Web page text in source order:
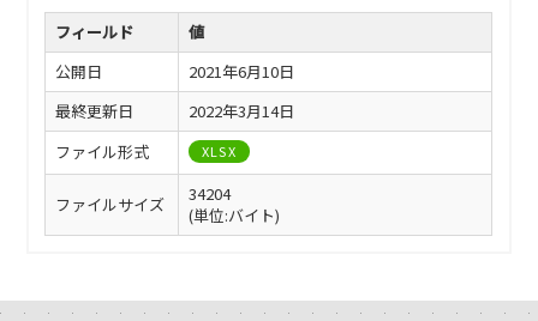
フィールド
値
公開日
2021年6月10日
最終更新日
2022年3月14日
ファイル形式
XLSX
ファイルサイズ
34204
(単位:バイト)